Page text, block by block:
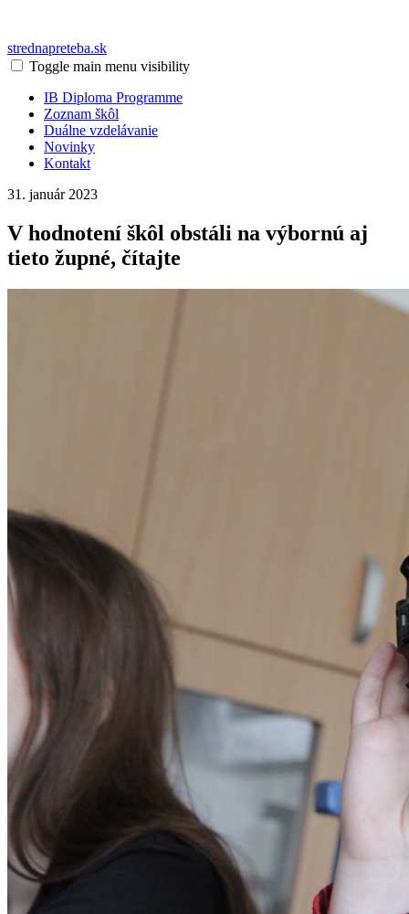
strednapreteba.sk
Toggle main menu visibility
IB Diploma Programme
Zoznam škôl
Duálne vzdelávanie
Novinky
Kontakt
31. január 2023
V hodnotení škôl obstáli na výbornú aj
tieto župné, čítajte